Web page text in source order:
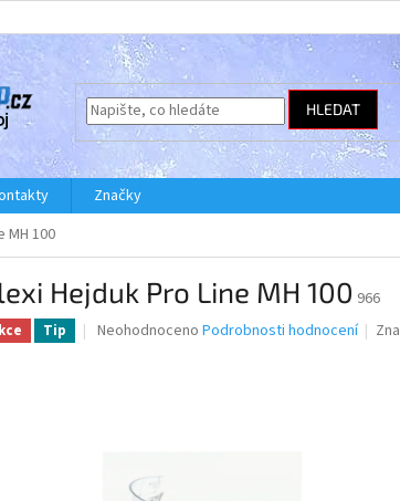
HLEDAT
Značky
MH 100
Hejduk Pro Line MH 100 966
Tip
Průměrné
hvězdiček.
Neohodnoceno Podrobnosti hodnocení